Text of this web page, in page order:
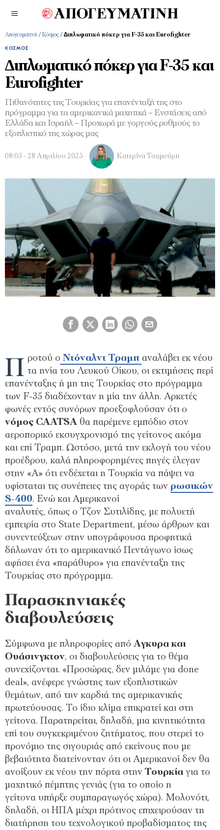
Απογευματινή / Κόσμος / ∆ιπλωµατικό πόκερ για F-35 και Eurofighter
ΚΌΣΜΟΣ
∆ιπλωµατικό πόκερ για F-35 και
Eurofighter
Πιθανότητες της Τουρκίας για επανένταξή της στο
πρόγραµµα για τα αµερικανικά µαχητικά – Ενστάσεις από
Ελλάδα και Ισραήλ – Προχωρά µε γοργούς ρυθµούς το
εξοπλιστικό της χώρας µας
08:03 - 28 Απριλίου 2025 Κατερίνα Τσαμούρη
Π ροτού ο Ντόναλντ Τραµπ αναλάβει εκ νέου
τα ηνία του Λευκού Οίκου, οι εκτιµήσεις περί
επανένταξης ή µη της Τουρκίας στο πρόγραµµα
των F-35 διαδέχονταν η µία την άλλη. Αρκετές
φωνές εντός συνόρων προεξοφλούσαν ότι ο
νόµος CAATSA θα παρέµενε εµπόδιο στον
αεροπορικό εκσυγχρονισµό της γείτονος ακόµα
και επί Τραµπ. Ωστόσο, µετά την εκλογή του νέου
προέδρου, καλά πληροφορηµένες πηγές έλεγαν
στην «A» ότι ενδέχεται η Τουρκία να πάψει να
υφίσταται τις συνέπειες της αγοράς των ρωσικών
S-400. Ενώ και Αµερικανοί
αναλυτές, όπως ο Τζον Συτιλίδης, µε πολυετή
εµπειρία στο State Department, µέσω άρθρων και
συνεντεύξεων στην υπογράφουσα προφητικά
δήλωναν ότι το αµερικανικό Πεντάγωνο ίσως
αφήσει ένα «παράθυρο» για επανένταξη της
Τουρκίας στο πρόγραµµα.
Παρασκηνιακές
διαβουλεύσεις
Σύµφωνα µε πληροφορίες από Αγκυρα και
Ουάσινγκτον, οι διαβουλεύσεις για το θέµα
συνεχίζονται. «Προσώρας, δεν µιλάµε για done
deal», ανέφερε γνώστης των εξοπλιστικών
θεµάτων, από την καρδιά της αµερικανικής
πρωτεύουσας. Το ίδιο κλίµα επικρατεί και στη
γείτονα. Παρατηρείται, δηλαδή, µια κινητικότητα
επί του συγκεκριµένου ζητήµατος, που στερεί το
προνόµιο της σιγουριάς από εκείνους που µε
βεβαιότητα διατείνονταν ότι οι Αµερικανοί δεν θα
ανοίξουν εκ νέου την πόρτα στην Τουρκία για το
µαχητικό πέµπτης γενιάς (για το οποίο η
γείτονα υπήρξε συµπαραγωγός χώρα). Μολονότι,
δηλαδή, οι ΗΠΑ µέχρι πρότινος επιχειρούσαν τη
διατήρηση του τεχνολογικού προβαδίσµατος της